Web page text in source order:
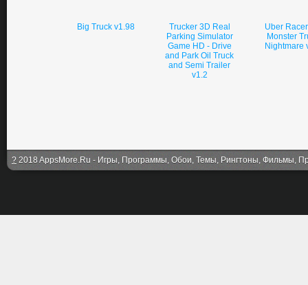
Big Truck v1.98
Trucker 3D Real
Parking Simulator
Game HD - Drive
and Park Oil Truck
and Semi Trailer
v1.2
Uber
Monster
Nightmare
? 2018 AppsMore.Ru - Игры, Программы, Обои, Темы, Рингтоны, Фильмы,